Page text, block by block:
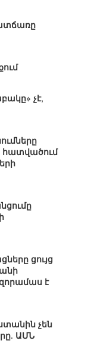
չէ,
հատվածում
ցույց
է
չեն
ԱՄՆ